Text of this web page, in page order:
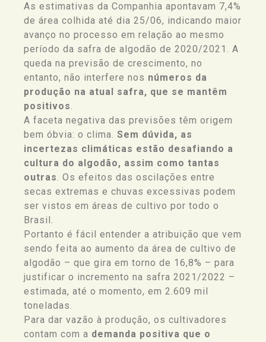
As estimativas da Companhia apontavam 7,4%
de área colhida até dia 25/06, indicando maior
avanço no processo em relação ao mesmo
período da safra de algodão de 2020/2021. A
queda na previsão de crescimento, no
entanto, não interfere nos números da
produção na atual safra, que se mantêm
positivos.
A faceta negativa das previsões têm origem
bem óbvia: o clima. Sem dúvida, as
incertezas climáticas estão desafiando a
cultura do algodão, assim como tantas
outras. Os efeitos das oscilações entre
secas extremas e chuvas excessivas podem
ser vistos em áreas de cultivo por todo o
Brasil.
Portanto é fácil entender a atribuição que vem
sendo feita ao aumento da área de cultivo de
algodão – que gira em torno de 16,8% – para
justificar o incremento na safra 2021/2022 –
estimada, até o momento, em 2.609 mil
toneladas.
Para dar vazão à produção, os cultivadores
contam com a demanda positiva que o